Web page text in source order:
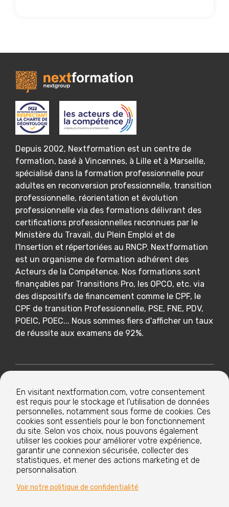
Depuis 2002, Nextformation est un centre de
formation, basé à Vincennes, à Lille et à Marseille,
spécialisé dans la formation professionnelle pour
adultes en reconversion professionnelle, transition
professionnelle, réorientation et évolution
professionnelle via des formations délivrant des
certifications professionnelles reconnues par le
Ministère du Travail, du Plein Emploi et de
l'Insertion et répertoriées au RNCP. Nextformation
est un organisme de formation adhérent des
Acteurs de la Compétence. Nos formations sont
finançables par Transitions Pro, les OPCO, etc. via
des dispositifs de financement comme le CPF, le
CPF de transition Professionnelle, PSE, FNE, PDV,
POEIC, POEC... Nous sommes fiers d'afficher un taux
de réussite aux examens de 92%.
Nos formations
Nos centres de formation
Le groupe
En visitant nextformation.com, votre consentement
est requis pour le stockage et l'utilisation de données
personnelles, notamment sous forme de cookies. Ces
cookies sont essentiels pour le bon fonctionnement
du site. Selon vos choix, nous pouvons également
utiliser les cookies pour améliorer votre expérience,
garantir une connexion sécurisée, collecter des
statistiques, et mener des actions marketing et de
personnalisation.
Voir notre politique de confidentialité